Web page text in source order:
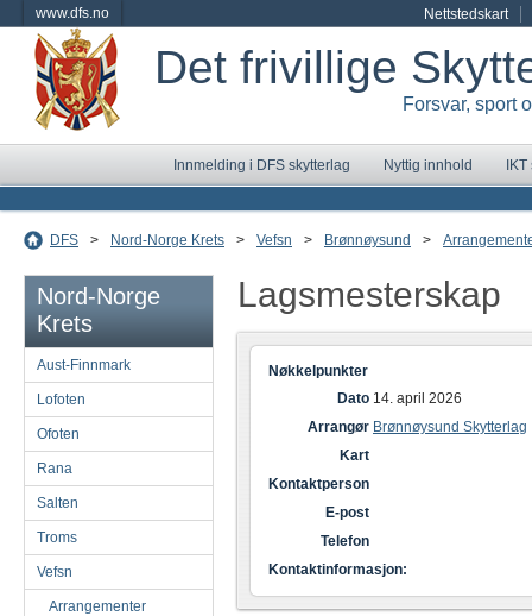
www.dfs.no Nettstedskart
Det frivillige
Forsvar, sport
Innmelding i DFS skytterlag Nyttig innhold
DFS > Nord-Norge Krets > Vefsn > Brønnøysund >
Nord-Norge
Krets
Aust-Finnmark
Lofoten
Ofoten
Rana
Salten
Troms
Vefsn
Arrangementer
Lagsmesterskap
Nøkkelpunkter
Dato 14. april 2026
Arrangør Brønnøysund Skytterlag
Kart
Kontaktperson
E-post
Telefon
Kontaktinformasjon: